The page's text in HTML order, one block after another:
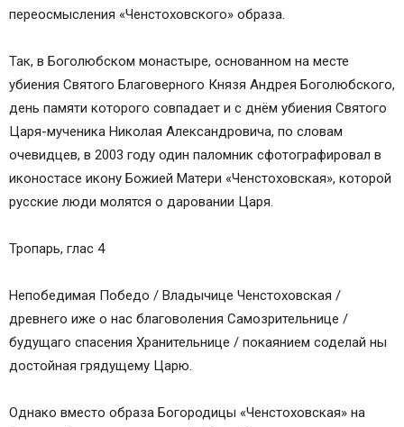
переосмысления «Ченстоховского» образа.
Так, в Боголюбском монастыре, основанном на месте
убиения Святого Благоверного Князя Андрея Боголюбского,
день памяти которого совпадает и с днём убиения Святого
Царя-мученика Николая Александровича, по словам
очевидцев, в 2003 году один паломник сфотографировал в
иконостасе икону Божией Матери «Ченстоховская», которой
русские люди молятся о даровании Царя.
Тропарь, глас 4
Непобедимая Победо / Владычице Ченстоховская /
древнего иже о нас благоволения Самозрительнице /
будущаго спасения Хранительнице / покаянием соделай ны
достойная грядущему Царю.
Однако вместо образа Богородицы «Ченстоховская» на